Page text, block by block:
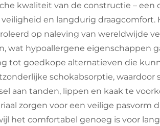
kwaliteit van de constructie – een
en langdurig draagcomfort.
op naleving van wereldwijde
wat hypoallergene eigenschappen
tot goedkope alternatieven die
schokabsorptie, waardoor
aan tanden, lippen en kaak te
zorgen voor een veilige pasvorm
het comfortabel genoeg is voor